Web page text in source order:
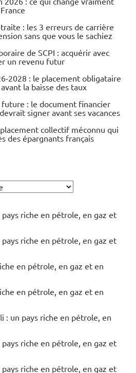
: les 3 erreurs de carrière
sans que vous le sachiez
de SCPI : acquérir avec
un revenu futur
2028 : le placement obligataire
la baisse des taux
: le document financier
signer avant ses vacances
collectif méconnu qui
des épargnants français
pays riche en pétrole, en gaz et
pays riche en pétrole, en gaz et
en pétrole, en gaz et en
en pétrole, en gaz et en
: un pays riche en pétrole, en
pays riche en pétrole, en gaz et
pays riche en pétrole, en gaz et